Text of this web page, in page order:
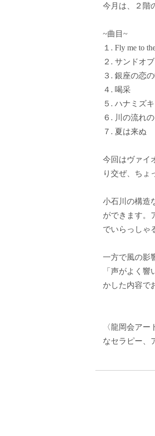
今月は、２階
~曲目~
１. Fly me to
２. サンドオ
３. 銀座の恋
４. 喝采
５. ハナミズキ
６. 川の流れ
７. 夏は
今回はヴァイ
り交ぜ、ちょ
小石川の構造
ができます。
でいらっしゃ
一方で風の影
「声がよく
かした内容で
〈龍岡会ア
なセラピー、